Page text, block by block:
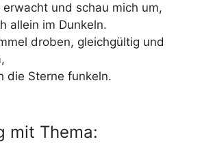
erwacht und schau mich um,
allein im Dunkeln.
droben, gleichgültig und
die Sterne funkeln.
mit Thema: